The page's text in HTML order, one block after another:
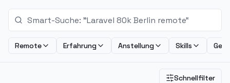
Remote Erfahrung Anstellung Skills
Schnellfilter